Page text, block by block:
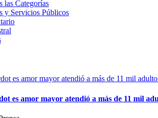
las Categorías
y Servicios Públicos
es amor mayor atendió a más de 11 mil